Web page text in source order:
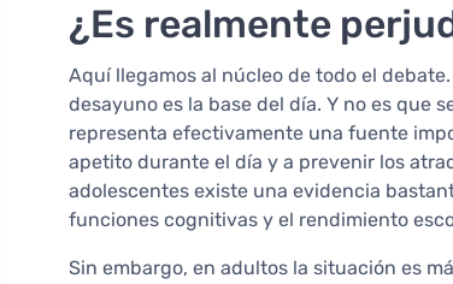
¿Es realmente
Aquí llegamos al núcleo de todo el
desayuno es la base del día. Y no es que
representa efectivamente una fuente
apetito durante el día y a prevenir los
adolescentes existe una evidencia
funciones cognitivas y el rendimiento
Sin embargo, en adultos la situación es